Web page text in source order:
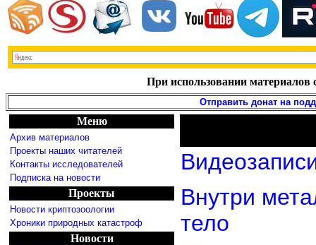
При использовании материалов
Отправить донат на
Меню
Архив материалов
Проекты наших читателей
Контакты исследователей
Подписка на новости
Проекты
Новости криптозоологии
Хроники природных катастроф
Новости
Внутри
тело